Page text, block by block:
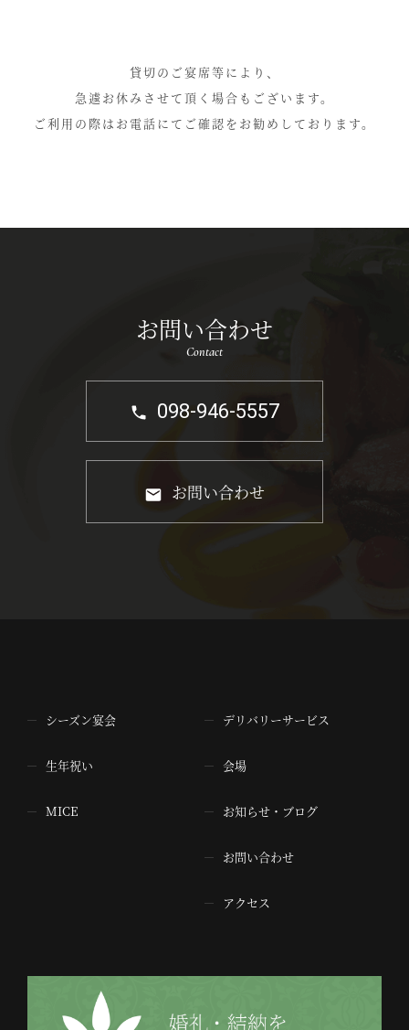
貸切のご宴席等により、
急遽お休みさせて頂く場合もございます。
ご利用の際はお電話にてご確認をお勧めしております。
お問い合わせ
Contact
098-946-5557
お問い合わせ
シーズン宴会
生年祝い
MICE
デリバリーサービス
会場
お知らせ・ブログ
お問い合わせ
アクセス